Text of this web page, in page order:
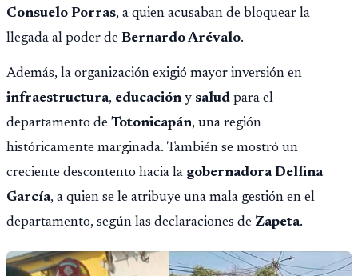
Consuelo Porras, a quien acusaban de bloquear la
llegada al poder de Bernardo Arévalo.
Además, la organización exigió mayor inversión en
infraestructura, educación y salud para el
departamento de Totonicapán, una región
históricamente marginada. También se mostró un
creciente descontento hacia la gobernadora Delfina
García, a quien se le atribuye una mala gestión en el
departamento, según las declaraciones de Zapeta.